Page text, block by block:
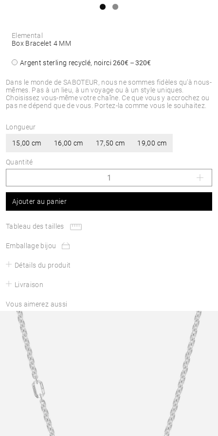
Dans le monde de SABOTEUR, nous ne sommes fidèles qu’à nous-
mêmes. Pas à un lieu, à un voyage ou à un style uniques.
Choisissez vous-même votre chaîne. Ce que vous y accrochez ou
pas ne dépend que de vous. Portez-la comme vous le souhaitez.
Elemental
Box Bracelet 4 MM
Argent sterling recyclé, noirci260€ – 320€
Longueur
15,00 cm 16,00 cm 17,50 cm 19,00 cm
Quantité
Ajouter au panier
Tableau des tailles
Emballage bijou
Détails du produit
Livraison
Vous aimerez aussi